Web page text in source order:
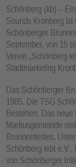
Schönberg (kb) –
Sounds Kronberg
Schönberger
September, von 15
Verein „Schönberg
Stadtmarketing
Das Schönberger
1985. Die TSG
Bestehen. Das
Markusgemeinde
Brunnenfestes.
Schönberg lebt e.V.,
von Schönberger